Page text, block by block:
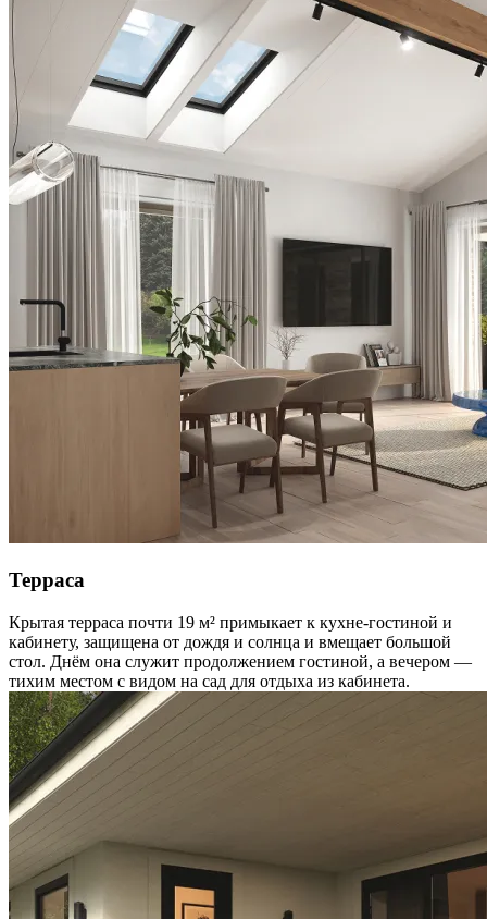
Терраса
Крытая терраса почти 19 м² примыкает к кухне-гостиной и
кабинету, защищена от дождя и солнца и вмещает большой
стол. Днём она служит продолжением гостиной, а вечером —
тихим местом с видом на сад для отдыха из кабинета.